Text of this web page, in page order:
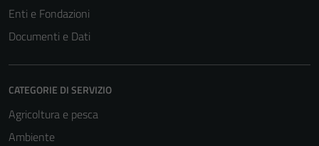
Enti e Fondazioni
Documenti e Dati
CATEGORIE DI SERVIZIO
Agricoltura e pesca
Ambiente